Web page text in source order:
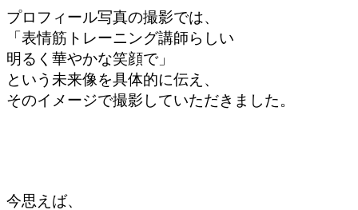
プロフィール写真の撮影では、
「表情筋トレーニング講師らしい
明るく華やかな笑顔で」
という未来像を具体的に伝え、
そのイメージで撮影していただきました。
今思えば、